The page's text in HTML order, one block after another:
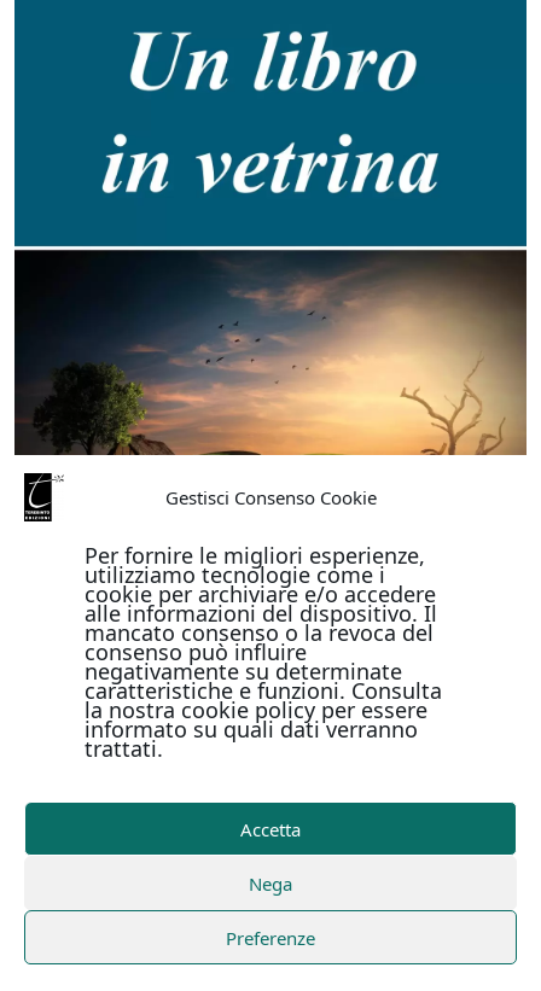
Gestisci Consenso Cookie
Per fornire le migliori esperienze,
utilizziamo tecnologie come i
cookie per archiviare e/o accedere
alle informazioni del dispositivo. Il
mancato consenso o la revoca del
consenso può influire
negativamente su determinate
caratteristiche e funzioni. Consulta
la nostra cookie policy per essere
informato su quali dati verranno
trattati.
Accetta
Nega
Preferenze